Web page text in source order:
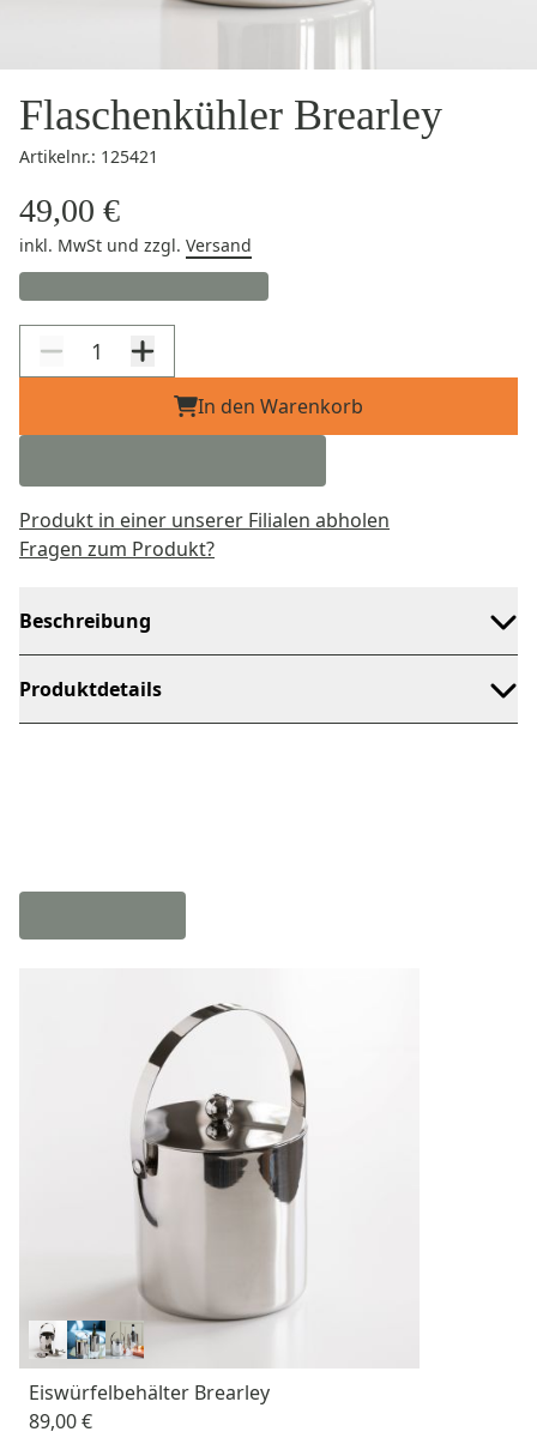
Flaschenkühler Brearley
Artikelnr.: 125421
49,00 €
inkl. MwSt und zzgl. Versand
In den Warenkorb
Produkt in einer unserer Filialen abholen
Fragen zum Produkt?
Beschreibung
Produktdetails
Eiswürfelbehälter Brearley
89,00 €